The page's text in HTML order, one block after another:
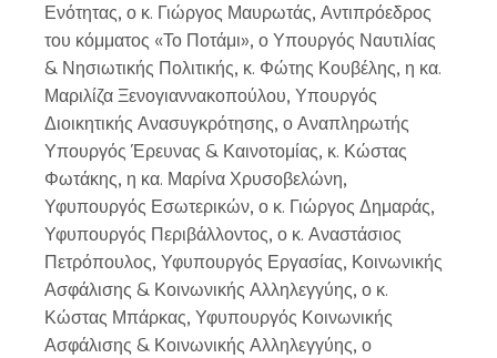
Ενότητας, ο κ. Γιώργος Μαυρωτάς, Αντιπρόεδρος
του κόμματος «Το Ποτάμι», ο Υπουργός Ναυτιλίας
& Νησιωτικής Πολιτικής, κ. Φώτης Κουβέλης, η κα.
Μαριλίζα Ξενογιαννακοπούλου, Υπουργός
Διοικητικής Ανασυγκρότησης, ο Αναπληρωτής
Υπουργός Έρευνας & Καινοτομίας, κ. Κώστας
Φωτάκης, η κα. Μαρίνα Χρυσοβελώνη,
Υφυπουργός Εσωτερικών, ο κ. Γιώργος Δημαράς,
Υφυπουργός Περιβάλλοντος, ο κ. Αναστάσιος
Πετρόπουλος, Υφυπουργός Εργασίας, Κοινωνικής
Ασφάλισης & Κοινωνικής Αλληλεγγύης, ο κ.
Κώστας Μπάρκας, Υφυπουργός Κοινωνικής
Ασφάλισης & Κοινωνικής Αλληλεγγύης, ο